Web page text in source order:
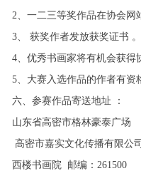
2、一二三等奖作品在协会网
3、 获奖作者发放获奖证书 。
4、优秀书画家将有机会获得
5、大赛入选作品的作者有资
六、参赛作品寄送地址 ：
山东省高密市格林豪泰广场
高密市嘉实文化传播有限公司
西楼书画院 邮编：261500